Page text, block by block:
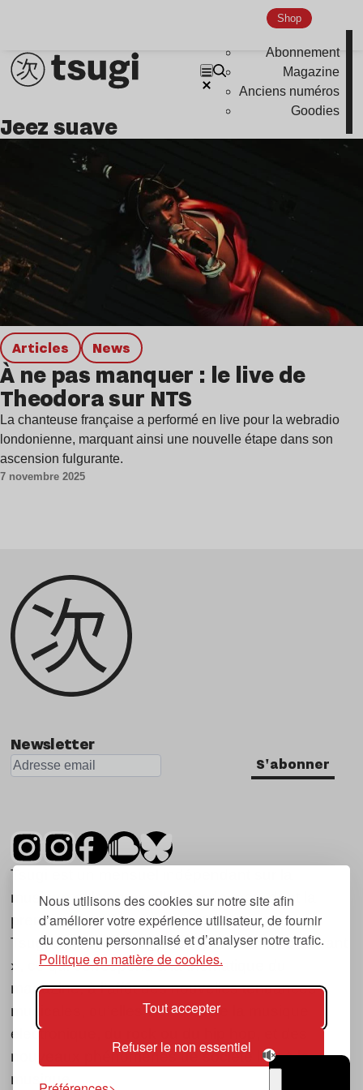
Nous utilisons des cookies sur notre site afin
d’améliorer votre expérience utilisateur, de fournir
du contenu personnalisé et d’analyser notre trafic.
Politique en matière de cookies.
Tout accepter
Refuser le non essentiel
Shop
Abonnement
Magazine
Anciens numéros
Goodies
Indie
jeez suave
Articles news
À ne pas manquer : le live de
Theodora sur NTS
La chanteuse française a performé en live pour la webradio
londonienne, marquant ainsi une nouvelle étape dans son
ascension fulgurante.
7 novembre 2025
Newsletter
S'abonner
Tsugi est un mensuel indépendant sur la
musique et les nouvelles tendances, dont la
première parution date de 2007.
Tsugi en japonais signifie « prochain », « suivant
», ce qui correspond à la thématique du
magazine, à l’affût des nouvelles tendances
musicales, qu’elles viennent de la musique
électronique, du rock ou du hip hop, et des
nouveaux phénomènes de société liés à la
musique.